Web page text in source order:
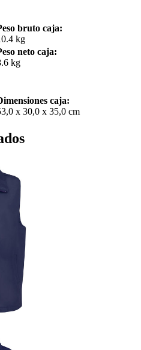
bruto caja:
kg
neto caja:
kg
caja:
x 30,0 x 35,0 cm